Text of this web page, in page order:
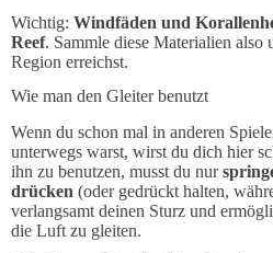
Wichtig: Windfäden und
Reef. Sammle diese Materialien also
Region erreichst.
Wie man den Gleiter benutzt
Wenn du schon mal in anderen
unterwegs warst, wirst du dich hier
ihn zu benutzen, musst du nur
drücken (oder gedrückt halten,
verlangsamt deinen Sturz und
die Luft zu gleiten.